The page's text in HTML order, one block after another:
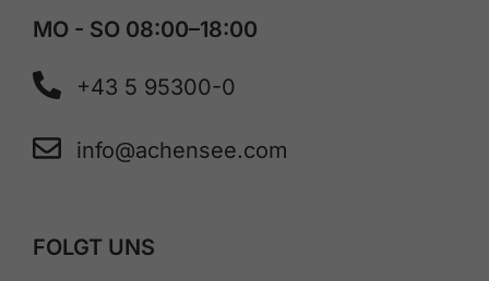
MO - SO 08:00–18:00
+43 5 95300-0
info@achensee.com
FOLGT UNS